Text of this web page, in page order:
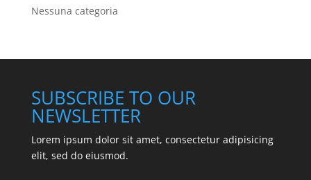
Nessuna categoria
SUBSCRIBE TO OUR
NEWSLETTER
Lorem ipsum dolor sit amet, consectetur adipisicing
elit, sed do eiusmod.